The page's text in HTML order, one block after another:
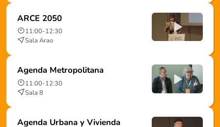
ARCE 2050
11:00-12:30
Sala Arao
Agenda Metropolitana
11:00-12:30
Sala 8
Agenda Urbana y Vivienda